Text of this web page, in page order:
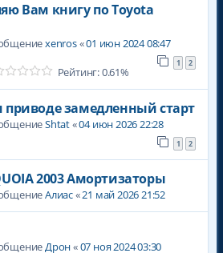
Вам книгу по Toyota
xenros«01 июн 2024 08:47
1 2
Рейтинг: 0.61%
приводе замедленный старт
Shtat«04 июн 2026 22:28
1 2
2003 Амортизаторы
Алиас«21 май 2026 21:52
Дрон«07 ноя 2024 03:30